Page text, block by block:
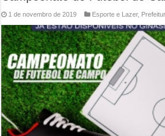
1 de novembro de 2019 Esporte e Lazer,